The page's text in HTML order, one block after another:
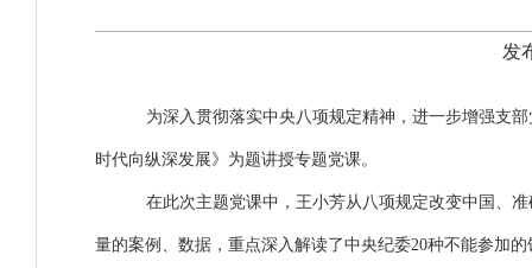
发
为深入贯彻落实中央八项规定精神，进一步增强支
时代向纵深发展》为题讲授专题党课。
在此次主题党课中，王小芳从八项规定改变中国、
量的案例、数据，重点深入解读了中央纪委20种不能参加的